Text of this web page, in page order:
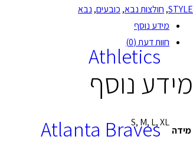
Athletics
Atlanta Braves
STYLE
, חולצות נבא, כובעים, נבא
מידע נוסף
חוות דעת (0)
מידע נוסף
מידה
S, M, L, XL